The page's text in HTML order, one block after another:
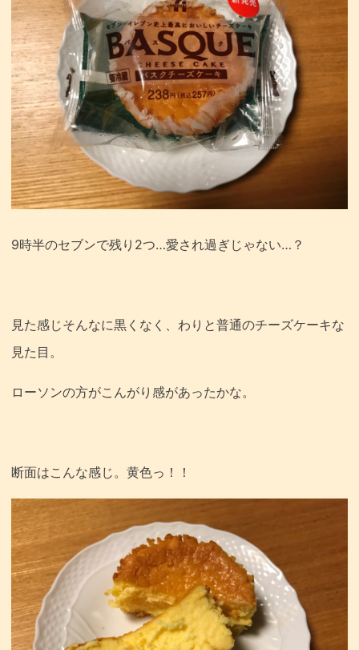
9時半のセブンで残り2つ…愛され過ぎじゃない…？
見た感じそんなに黒くなく、わりと普通のチーズケーキな
見た目。
ローソンの方がこんがり感があったかな。
断面はこんな感じ。黄色っ！！